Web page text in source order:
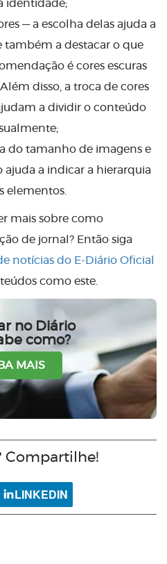
identidade;
— a escolha delas ajuda a
também a destacar o que
é cores escuras
disso, a troca de cores
a dividir o conteúdo
do tamanho de imagens e
ajuda a indicar a hierarquia
elementos.
mais sobre como
de jornal? Então siga
notícias do E-Diário Oficial
como este.
no Diário
como?
MAIS
Compartilhe!
LINKEDIN